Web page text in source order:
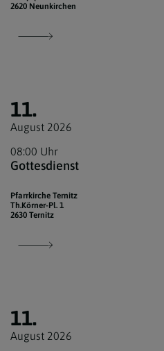
2620 Neunkirchen
11.
August 2026
08:00 Uhr
Gottesdienst
Pfarrkirche Ternitz
Th.Körner-Pl. 1
2630 Ternitz
11.
August 2026